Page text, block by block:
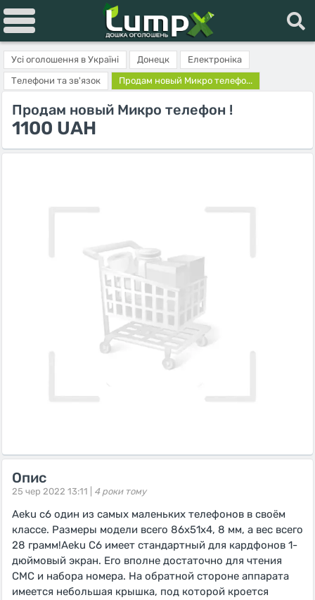
Усі оголошення в Україні Донецк
Електроніка
Телефони та зв'язок
Продам новый Микро телефо...
Продам новый Микро телефон !
1100 UAH
Опис
25 чер 2022 13:11 | 4 роки тому
Aeku c6 один из самых маленьких телефонов в своём
классе. Размеры модели всего 86x51x4, 8 мм, а вес всего
28 грамм!Aeku C6 имеет стандартный для кардфонов 1-
дюймовый экран. Его вполне достаточно для чтения
СМС и набора номера. На обратной стороне аппарата
имеется небольшая крышка, под которой кроется